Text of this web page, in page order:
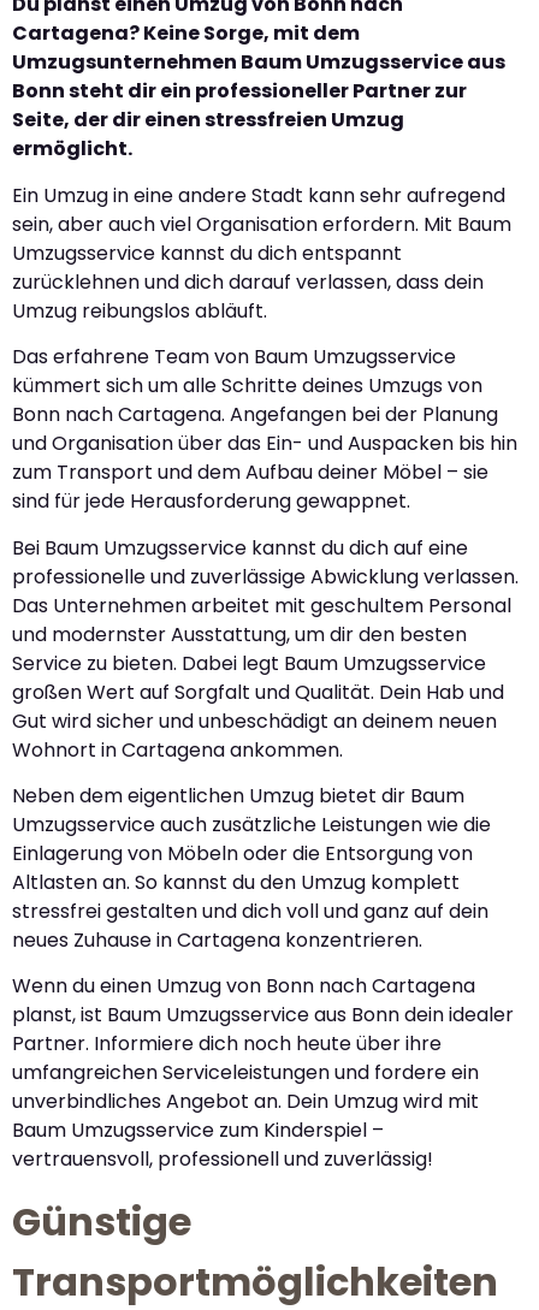
Cartagena? Keine Sorge, mit dem
Umzugsunternehmen Baum Umzugsservice aus
Bonn steht dir ein professioneller Partner zur
Seite, der dir einen stressfreien Umzug
ermöglicht.
Ein Umzug in eine andere Stadt kann sehr aufregend
sein, aber auch viel Organisation erfordern. Mit Baum
Umzugsservice kannst du dich entspannt
zurücklehnen und dich darauf verlassen, dass dein
Umzug reibungslos abläuft.
Das erfahrene Team von Baum Umzugsservice
kümmert sich um alle Schritte deines Umzugs von
Bonn nach Cartagena. Angefangen bei der Planung
und Organisation über das Ein- und Auspacken bis hin
zum Transport und dem Aufbau deiner Möbel – sie
sind für jede Herausforderung gewappnet.
Bei Baum Umzugsservice kannst du dich auf eine
professionelle und zuverlässige Abwicklung verlassen.
Das Unternehmen arbeitet mit geschultem Personal
und modernster Ausstattung, um dir den besten
Service zu bieten. Dabei legt Baum Umzugsservice
großen Wert auf Sorgfalt und Qualität. Dein Hab und
Gut wird sicher und unbeschädigt an deinem neuen
Wohnort in Cartagena ankommen.
Neben dem eigentlichen Umzug bietet dir Baum
Umzugsservice auch zusätzliche Leistungen wie die
Einlagerung von Möbeln oder die Entsorgung von
Altlasten an. So kannst du den Umzug komplett
stressfrei gestalten und dich voll und ganz auf dein
neues Zuhause in Cartagena konzentrieren.
Wenn du einen Umzug von Bonn nach Cartagena
planst, ist Baum Umzugsservice aus Bonn dein idealer
Partner. Informiere dich noch heute über ihre
umfangreichen Serviceleistungen und fordere ein
unverbindliches Angebot an. Dein Umzug wird mit
Baum Umzugsservice zum Kinderspiel –
vertrauensvoll, professionell und zuverlässig!
Günstige
Transportmöglichkeiten